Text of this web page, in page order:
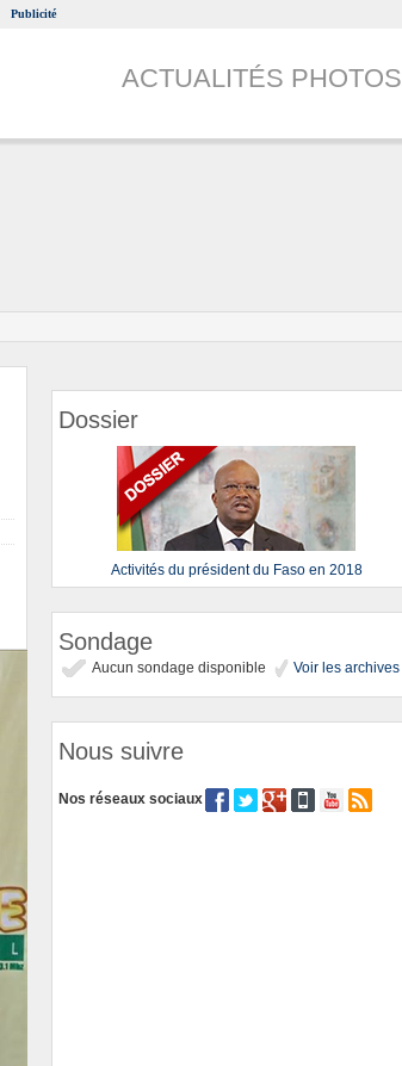
Publicité
ACTUALITÉS PHOTOS
Dossier
Activités du président du Faso en 2018
Sondage
Aucun sondage disponible Voir les archives
Nous suivre
Nos réseaux sociaux